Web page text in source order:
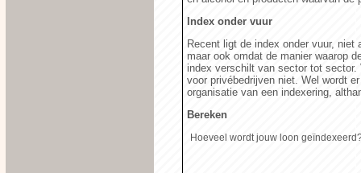
Index onder vuur
Recent ligt de index onder vuur,
maar ook omdat de manier waarop
index verschilt van sector tot
voor privébedrijven niet. Wel wordt
organisatie van een indexering,
Bereken
Hoeveel wordt jouw loon